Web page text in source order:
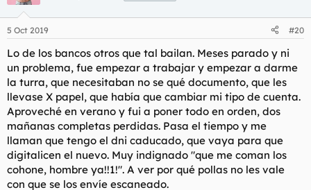
e
:
5 Oct 2019 #20
Lo de los bancos otros que tal bailan. Meses parado y ni
un problema, fue empezar a trabajar y empezar a darme
la turra, que necesitaban no se qué documento, que les
llevase X papel, que había que cambiar mi tipo de cuenta.
Aproveché en verano y fui a poner todo en orden, dos
mañanas completas perdidas. Pasa el tiempo y me
llaman que tengo el dni caducado, que vaya para que
digitalicen el nuevo. Muy indignado "que me coman los
cohone, hombre ya!!1!". A ver por qué pollas no les vale
con que se los envíe escaneado.